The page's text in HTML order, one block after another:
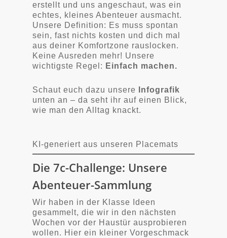
erstellt und uns angeschaut, was ein
echtes, kleines Abenteuer ausmacht.
Unsere Definition: Es muss spontan
sein, fast nichts kosten und dich mal
aus deiner Komfortzone rauslocken.
Keine Ausreden mehr! Unsere
wichtigste Regel: Einfach machen.
Schaut euch dazu unsere
Infografik
unten an – da seht ihr auf einen Blick,
wie man den Alltag knackt.
KI-generiert aus unseren Placemats
Die 7c-Challenge: Unsere
Abenteuer-Sammlung
Wir haben in der Klasse Ideen
gesammelt, die wir in den nächsten
Wochen vor der Haustür ausprobieren
wollen. Hier ein kleiner Vorgeschmack